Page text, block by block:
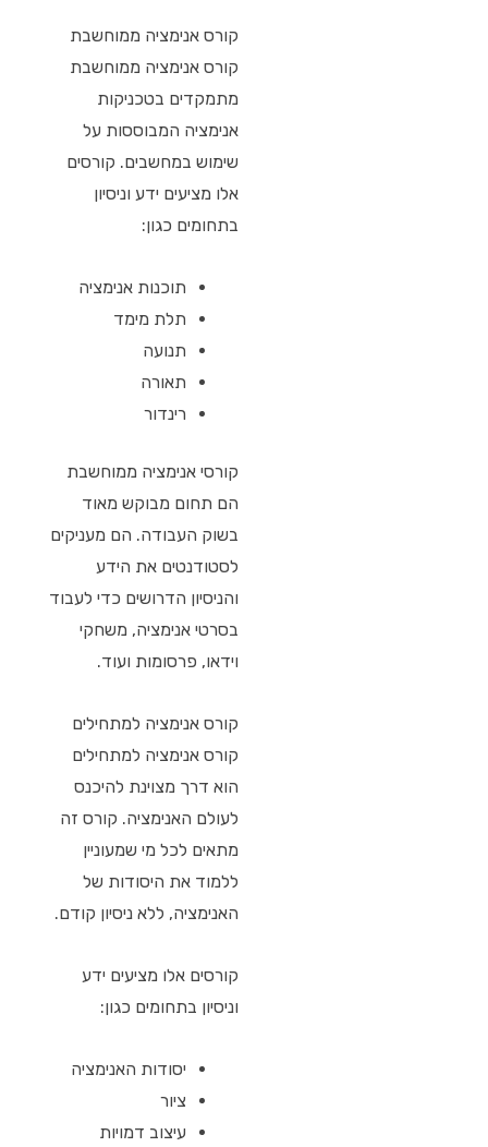
קורס אנימציה ממוחשבת
קורס אנימציה ממוחשבת
מתמקדים בטכניקות
אנימציה המבוססות על
שימוש במחשבים. קורסים
אלו מציעים ידע וניסיון
בתחומים כגון:
תוכנות אנימציה
תלת מימד
תנועה
תאורה
רינדור
קורסי אנימציה ממוחשבת
הם תחום מבוקש מאוד
בשוק העבודה. הם מעניקים
לסטודנטים את הידע
והניסיון הדרושים כדי לעבוד
בסרטי אנימציה, משחקי
וידאו, פרסומות ועוד.
קורס אנימציה למתחילים
קורס אנימציה למתחילים
הוא דרך מצוינת להיכנס
לעולם האנימציה. קורס זה
מתאים לכל מי שמעוניין
ללמוד את היסודות של
האנימציה, ללא ניסיון קודם.
קורסים אלו מציעים ידע
וניסיון בתחומים כגון:
יסודות האנימציה
ציור
עיצוב דמויות